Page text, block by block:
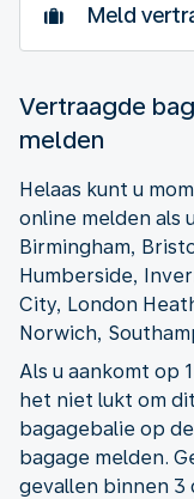
Meld
Vertraagde
melden
Helaas kunt u
online melden als
Birmingham,
Humberside,
City, London
Norwich,
Als u aankomt op
het niet lukt om
bagagebalie op
bagage melden.
gevallen binnen 3